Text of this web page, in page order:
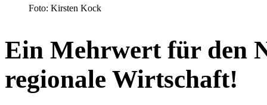
Foto: Kirsten Kock
Ein Mehrwert für den
regionale Wirtschaft!